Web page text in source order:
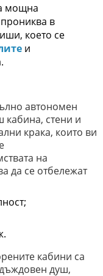
мощна
в
което се
и
автономен
кабина, стени и
крака, които ви
на
да се отбележат
кабини са
душ,